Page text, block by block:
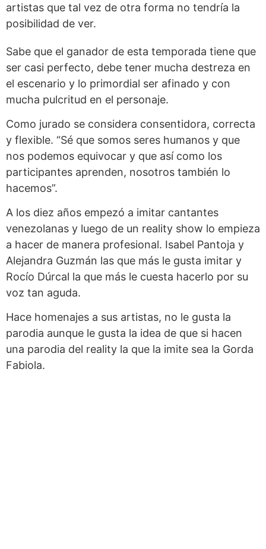
artistas que tal vez de otra forma no tendría la
posibilidad de ver.
Sabe que el ganador de esta temporada tiene que
ser casi perfecto, debe tener mucha destreza en
el escenario y lo primordial ser afinado y con
mucha pulcritud en el personaje.
Como jurado se considera consentidora, correcta
y flexible. “Sé que somos seres humanos y que
nos podemos equivocar y que así como los
participantes aprenden, nosotros también lo
hacemos”.
A los diez años empezó a imitar cantantes
venezolanas y luego de un reality show lo empieza
a hacer de manera profesional. Isabel Pantoja y
Alejandra Guzmán las que más le gusta imitar y
Rocío Dúrcal la que más le cuesta hacerlo por su
voz tan aguda.
Hace homenajes a sus artistas, no le gusta la
parodia aunque le gusta la idea de que si hacen
una parodia del reality la que la imite sea la Gorda
Fabiola.